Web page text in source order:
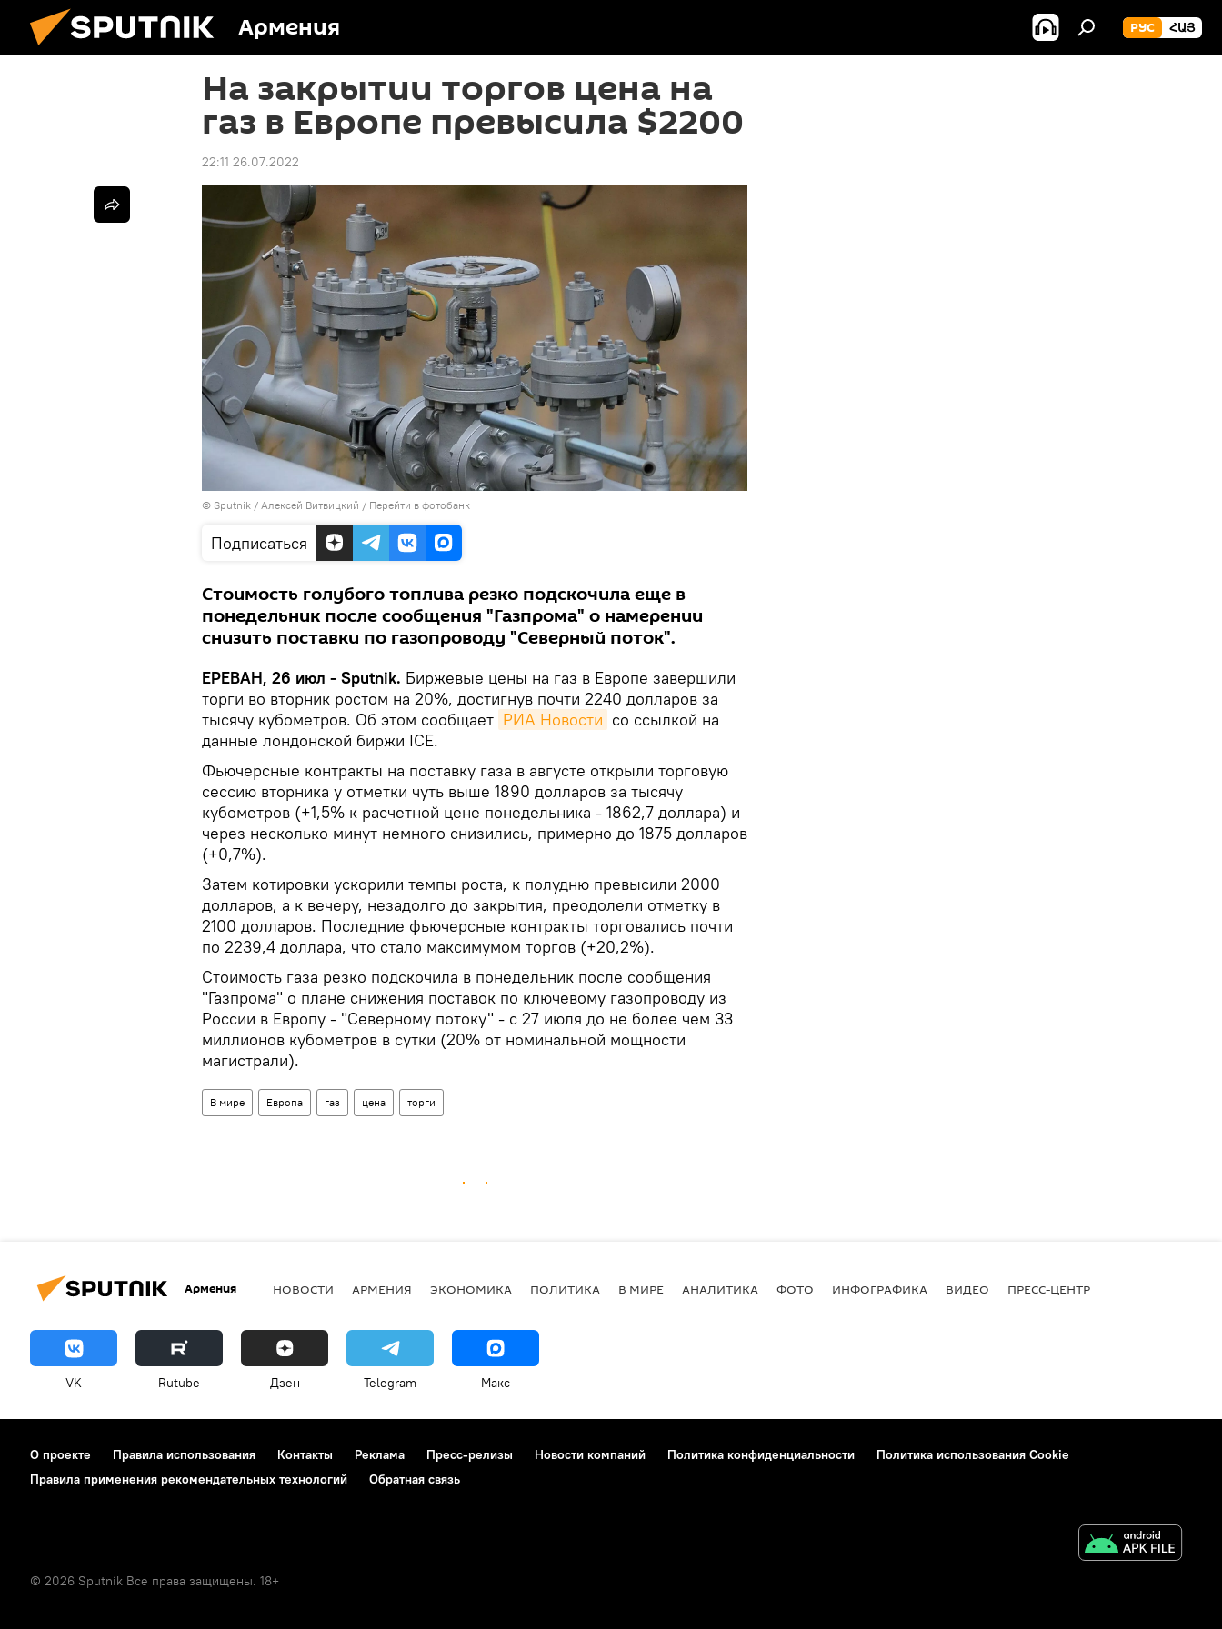
Армения РУС ՀԱՅ
На закрытии торгов цена на
газ в Европе превысила $2200
22:11 26.07.2022
© Sputnik / Алексей Витвицкий / Перейти в фотобанк
Подписаться
Стоимость голубого топлива резко подскочила еще в
понедельник после сообщения "Газпрома" о намерении
снизить поставки по газопроводу "Северный поток".
ЕРЕВАН, 26 июл - Sputnik. Биржевые цены на газ в Европе завершили
торги во вторник ростом на 20%, достигнув почти 2240 долларов за
тысячу кубометров. Об этом сообщает РИА Новости со ссылкой на
данные лондонской биржи ICE.
Фьючерсные контракты на поставку газа в августе открыли торговую
сессию вторника у отметки чуть выше 1890 долларов за тысячу
кубометров (+1,5% к расчетной цене понедельника - 1862,7 доллара) и
через несколько минут немного снизились, примерно до 1875 долларов
(+0,7%).
Затем котировки ускорили темпы роста, к полудню превысили 2000
долларов, а к вечеру, незадолго до закрытия, преодолели отметку в
2100 долларов. Последние фьючерсные контракты торговались почти
по 2239,4 доллара, что стало максимумом торгов (+20,2%).
Стоимость газа резко подскочила в понедельник после сообщения
"Газпрома" о плане снижения поставок по ключевому газопроводу из
России в Европу - "Северному потоку" - с 27 июля до не более чем 33
миллионов кубометров в сутки (20% от номинальной мощности
магистрали).
В мире Европа газ цена торги
Армения НОВОСТИ АРМЕНИЯ ЭКОНОМИКА ПОЛИТИКА В МИРЕ АНАЛИТИКА ФОТО ИНФОГРАФИКА ВИДЕО ПРЕСС-ЦЕНТР
VK Rutube Дзен Telegram Макс
О проекте Правила использования Контакты Реклама Пресс-релизы Новости компаний Политика конфиденциальности
Политика использования Cookie
Правила применения рекомендательных технологий
Обратная связь
© 2026 Sputnik Все права защищены. 18+